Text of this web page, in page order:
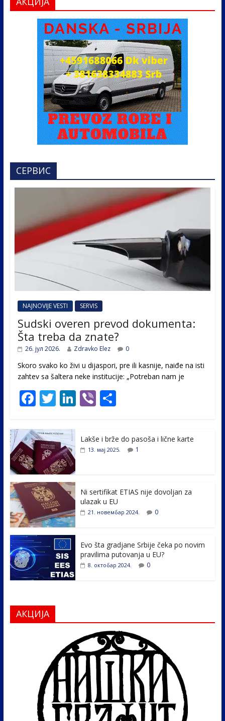
СЕРВИС
NAJNOVIJE VESTI SERVIS
Sudski overen prevod dokumenta:
Šta treba da znate?
26. јул 2026. Zdravko Elez 0
Skoro svako ko živi u dijaspori, pre ili kasnije, naiđe na isti
zahtev sa šaltera neke institucije: „Potreban nam je
F
e
b
o
o
k
T
itt
er
Li
e
Vi
er
S
ar
e
Lakše i brže do pasoša i lične karte
13. мај 2025. 1
Ni sertifikat ETIAS nije dovoljan za
ulazak u EU
21. новембар 2024. 0
Evo šta gradjane Srbije čeka po novim
pravilima putovanja u EU?
8. октобар 2024. 0
АКЦИЈА